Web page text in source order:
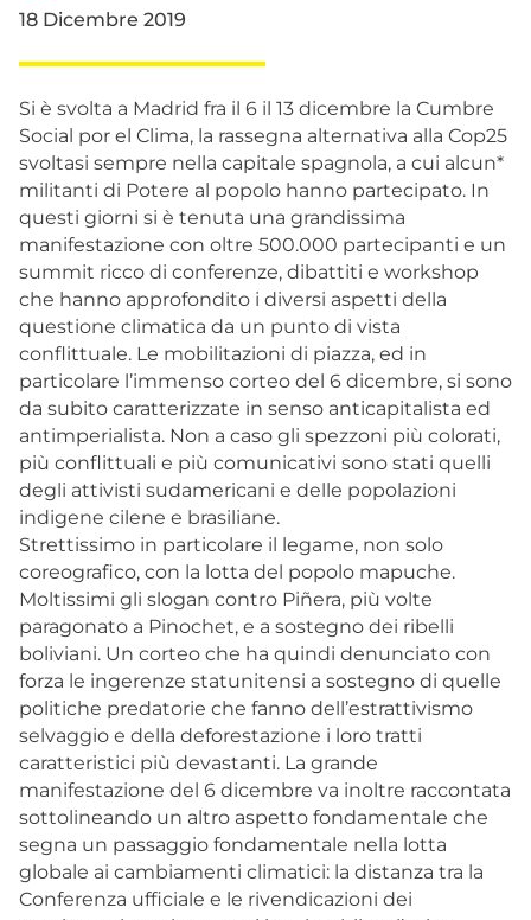
18 Dicembre 2019
Si è svolta a Madrid fra il 6 il 13 dicembre la Cumbre
Social por el Clima, la rassegna alternativa alla Cop25
svoltasi sempre nella capitale spagnola, a cui alcun*
militanti di Potere al popolo hanno partecipato. In
questi giorni si è tenuta una grandissima
manifestazione con oltre 500.000 partecipanti e un
summit ricco di conferenze, dibattiti e workshop
che hanno approfondito i diversi aspetti della
questione climatica da un punto di vista
conflittuale. Le mobilitazioni di piazza, ed in
particolare l’immenso corteo del 6 dicembre, si sono
da subito caratterizzate in senso anticapitalista ed
antimperialista. Non a caso gli spezzoni più colorati,
più conflittuali e più comunicativi sono stati quelli
degli attivisti sudamericani e delle popolazioni
indigene cilene e brasiliane.
Strettissimo in particolare il legame, non solo
coreografico, con la lotta del popolo mapuche.
Moltissimi gli slogan contro Piñera, più volte
paragonato a Pinochet, e a sostegno dei ribelli
boliviani. Un corteo che ha quindi denunciato con
forza le ingerenze statunitensi a sostegno di quelle
politiche predatorie che fanno dell’estrattivismo
selvaggio e della deforestazione i loro tratti
caratteristici più devastanti. La grande
manifestazione del 6 dicembre va inoltre raccontata
sottolineando un altro aspetto fondamentale che
segna un passaggio fondamentale nella lotta
globale ai cambiamenti climatici: la distanza tra la
Conferenza ufficiale e le rivendicazioni dei